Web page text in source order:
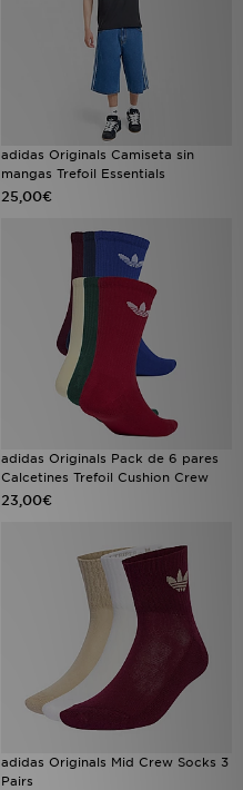
adidas Originals Camiseta sin
mangas Trefoil Essentials
25,00€
adidas Originals Pack de 6 pares
Calcetines Trefoil Cushion Crew
23,00€
adidas Originals Mid Crew Socks 3
Pairs